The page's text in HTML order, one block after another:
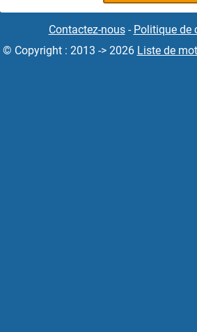
Contactez-nous- Politique de
© Copyright : 2013 -> 2026 Liste de